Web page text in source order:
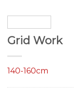
Grid Work
140-160cm